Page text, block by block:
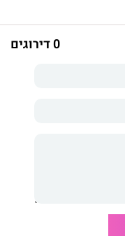
לסבלם הוא רגשי, ובדרך
0 דירוגים